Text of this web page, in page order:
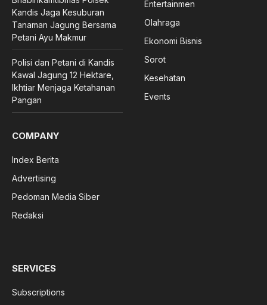
Kandis Jaga Kesuburan
Tanaman Jagung Bersama
Petani Ayu Makmur
Polisi dan Petani di Kandis
Kawal Jagung 12 Hektare,
Ikhtiar Menjaga Ketahanan
Pangan
Entertainmen
Olahraga
Ekonomi Bisnis
Sorot
Kesehatan
Events
COMPANY
Index Berita
Advertising
Pedoman Media Siber
Redaksi
SERVICES
Subscriptions